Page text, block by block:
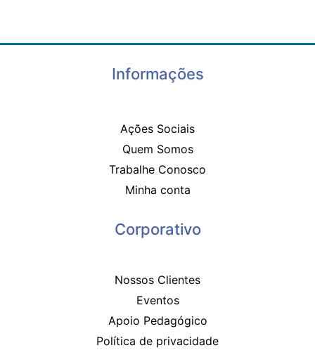
Informações
Ações Sociais
Quem Somos
Trabalhe Conosco
Minha conta
Corporativo
Nossos Clientes
Eventos
Apoio Pedagógico
Política de privacidade